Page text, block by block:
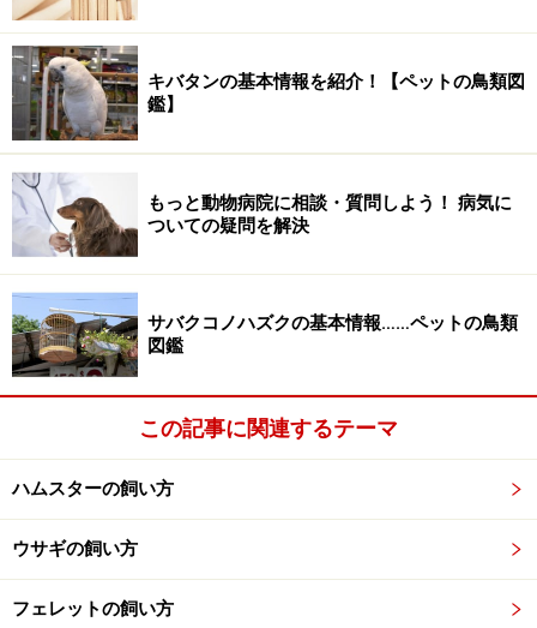
を自分の都合で変えられないため、動物たちは冬眠や夏
眠を行うことにより生きていく術を身に付けている
す。
寒さ以外にも
通に活動していれば自然にお腹は空きますし、食べ物を
食べずにいたら衰弱していってしまいます。冬眠するこ
とで新しくエサを採る必要性を無くし、暖かくなってエ
サが採れるようになるまで生き延びることができている
のでしょう。
ペットを冬眠させてはいけない理由
ペットを冬眠させてはいけない理由
では、なぜペットには冬眠させてはいけないと言うので
しょう？
キバタンの基本情報を紹介！【ペットの鳥類図
鑑】
もっと動物病院に相談・質問しよう！ 病気に
ついての疑問を解決
サバクコノハズクの基本情報……ペットの鳥類
図鑑
この記事に関連するテーマ
ハムスターの飼い方
ウサギの飼い方
フェレットの飼い方